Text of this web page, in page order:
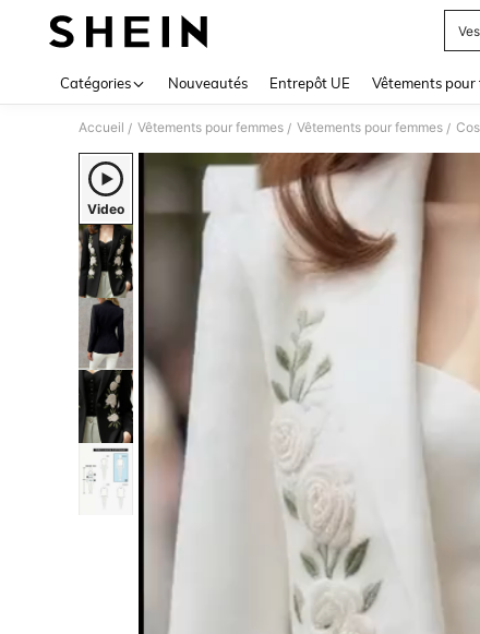
Catégories Nouveautés Entrepôt UE Vêtements pour
Accueil / Vêtements pour femmes / Vêtements pour femmes /
Video